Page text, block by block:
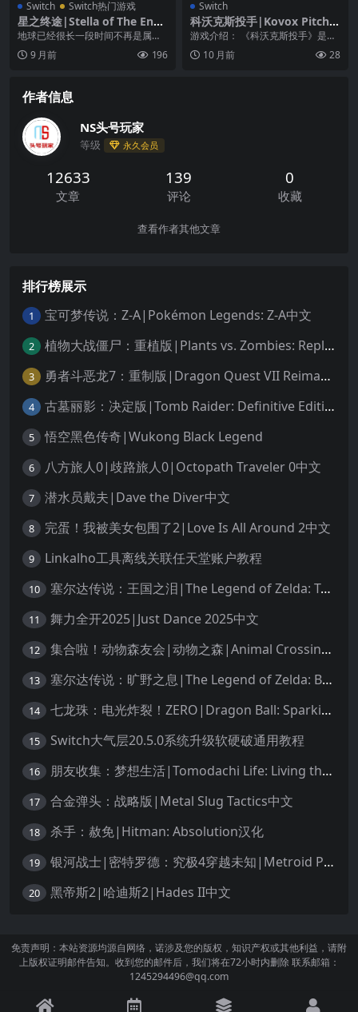
Switch Switch热门游戏
星之终途|Stella of The End
中文
地球已经很长一段时间不再是属于
人类的世界了。 世界被超越了奇点
的机器群所统治，人...
9 月前 196
Switch
科沃克斯投手|Kovox Pitch中
文
游戏介绍： 《科沃克斯投手》是一
款根据游戏音乐节奏操控打棒球节
奏的休闲类游戏，在...
10 月前 28
作者信息
NS头号玩家
等级 永久会员
12633
文章
139
评论
0
收藏
查看作者其他文章
排行榜展示
1 宝可梦传说：Z-A|Pokémon Legends: Z-A中文
2 植物大战僵尸：重植版|Plants vs. Zombies: Replanted中文
3 勇者斗恶龙7：重制版|Dragon Quest VII Reimagined中文
4 古墓丽影：决定版|Tomb Raider: Definitive Edition中文
5 悟空黑色传奇|Wukong Black Legend
6 八方旅人0|歧路旅人0|Octopath Traveler 0中文
7 潜水员戴夫|Dave the Diver中文
8 完蛋！我被美女包围了2|Love Is All Around 2中文
9 Linkalho工具离线关联任天堂账户教程
10 塞尔达传说：王国之泪|The Legend of Zelda: Tears of the Kingdom中文
11 舞力全开2025|Just Dance 2025中文
12 集合啦！动物森友会|动物之森|Animal Crossing: New Horizons中文
13 塞尔达传说：旷野之息|The Legend of Zelda: Breath of the Wild中文
14 七龙珠：电光炸裂！ZERO|Dragon Ball: Sparking! Zero中文
15 Switch大气层20.5.0系统升级软硬破通用教程
16 朋友收集：梦想生活|Tomodachi Life: Living the Dream中文
17 合金弹头：战略版|Metal Slug Tactics中文
18 杀手：赦免|Hitman: Absolution汉化
19 银河战士|密特罗德：究极4穿越未知|Metroid Prime 4: Beyond中文
20 黑帝斯2|哈迪斯2|Hades II中文
免责声明：本站资源均源自网络，诺涉及您的版权，知识产权或其他利益，请附
上版权证明邮件告知。收到您的邮件后，我们将在72小时内删除 联系邮箱：
1245294496@qq.com